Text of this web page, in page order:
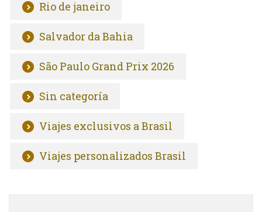
Rio de janeiro
Salvador da Bahia
São Paulo Grand Prix 2026
Sin categoría
Viajes exclusivos a Brasil
Viajes personalizados Brasil